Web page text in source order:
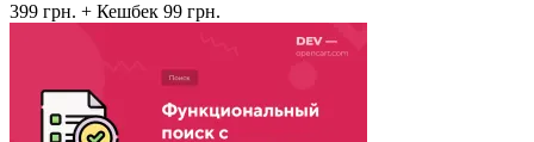
399 грн. + Кешбек 99 грн.